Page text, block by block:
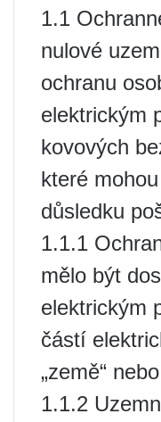
1.1
nulové
ochranu
elektrickým
kovových
které
důsledku
1.1.1
mělo být
elektrickým
částí
„země“
1.1.2